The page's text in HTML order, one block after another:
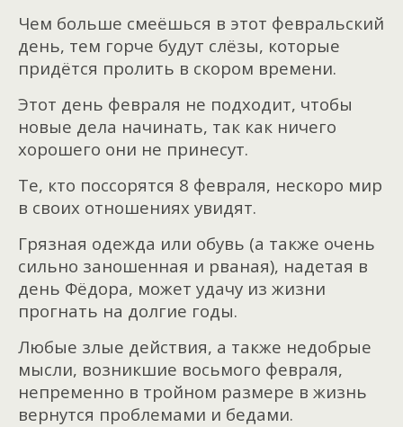
Чем больше смеёшься в этот февральский
день, тем горче будут слёзы, которые
придётся пролить в скором времени.
Этот день февраля не подходит, чтобы
новые дела начинать, так как ничего
хорошего они не принесут.
Те, кто поссорятся 8 февраля, нескоро мир
в своих отношениях увидят.
Грязная одежда или обувь (а также очень
сильно заношенная и рваная), надетая в
день Фёдора, может удачу из жизни
прогнать на долгие годы.
Любые злые действия, а также недобрые
мысли, возникшие восьмого февраля,
непременно в тройном размере в жизнь
вернутся проблемами и бедами.